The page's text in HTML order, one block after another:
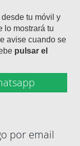
tu móvil y
lo mostrará tu
avise cuando se
pulsar el
por email